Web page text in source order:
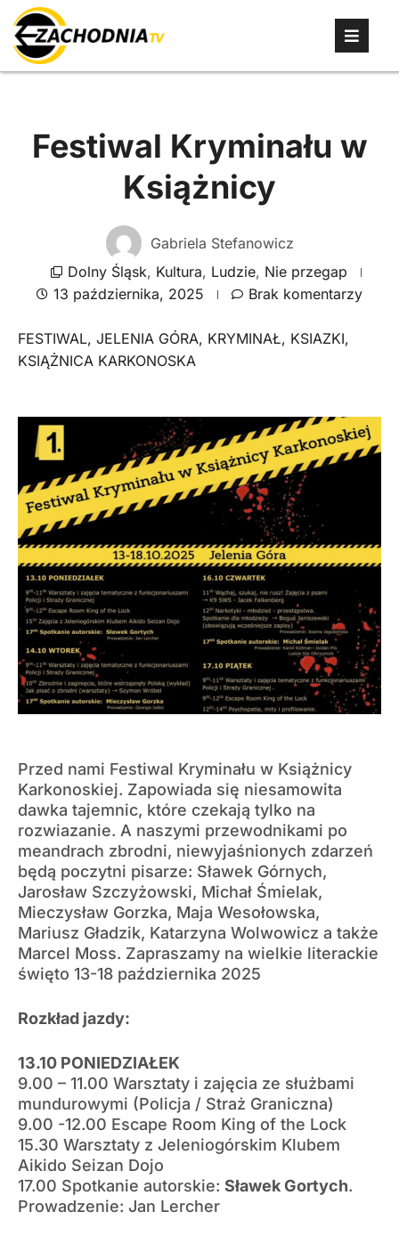
Festiwal Kryminału w
Książnicy
Gabriela Stefanowicz
Dolny Śląsk, Kultura, Ludzie, Nie przegap
13 października, 2025
Brak komentarzy
FESTIWAL, JELENIA GÓRA, KRYMINAŁ, KSIAZKI,
KSIĄŻNICA KARKONOSKA
Przed nami Festiwal Kryminału w Książnicy
Karkonoskiej. Zapowiada się niesamowita
dawka tajemnic, które czekają tylko na
rozwiazanie. A naszymi przewodnikami po
meandrach zbrodni, niewyjaśnionych zdarzeń
będą poczytni pisarze: Sławek Górnych,
Jarosław Szczyżowski, Michał Śmielak,
Mieczysław Gorzka, Maja Wesołowska,
Mariusz Gładzik, Katarzyna Wolwowicz a także
Marcel Moss. Zapraszamy na wielkie literackie
święto 13-18 października 2025
Rozkład jazdy:
13.10 PONIEDZIAŁEK
9.00 – 11.00 Warsztaty i zajęcia ze służbami
mundurowymi (Policja / Straż Graniczna)
9.00 -12.00 Escape Room King of the Lock
15.30 Warsztaty z Jeleniogórskim Klubem
Aikido Seizan Dojo
17.00 Spotkanie autorskie: Sławek Gortych.
Prowadzenie: Jan Lercher